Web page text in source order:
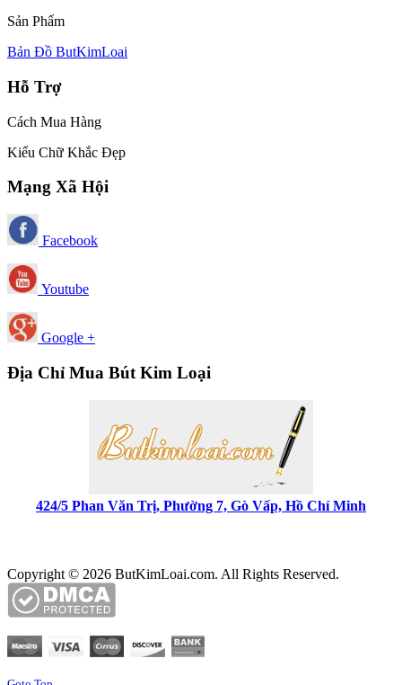
Sản Phẩm
Bản Đồ ButKimLoai
Hỗ Trợ
Cách Mua Hàng
Kiểu Chữ Khắc Đẹp
Mạng Xã Hội
Facebook
Youtube
Google +
Địa Chỉ Mua Bút Kim Loại
424/5 Phan Văn Trị, Phường 7, Gò Vấp, Hồ Chí Minh
Copyright © 2026 ButKimLoai.com. All Rights Reserved.